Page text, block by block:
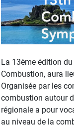
La 13ème édition
Combustion, aura
Organisée par les
combustion autour
régionale a pour
au niveau de la